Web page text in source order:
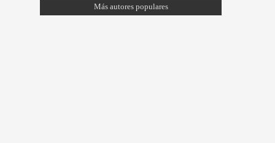
Más autores populares